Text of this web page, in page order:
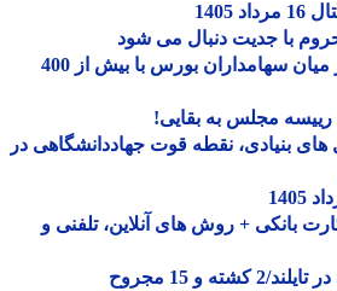
با جدیت دنبال می شود
ردپای نهاد های بزرگ در میان سهامداران بورس با بیش از 400
مجلس به بقایی!
بنیادی، نقطه قوت جهاددانشگاهی در
+ روش های آنلاین، تلفنی و
مجروح